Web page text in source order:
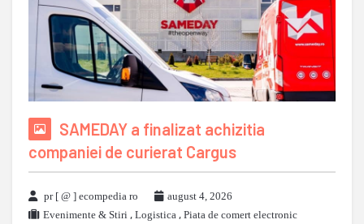
SAMEDAY a finalizat achizitia
companiei de curierat Cargus
pr [ @ ] ecompedia ro
august 4, 2026
Evenimente & Stiri , Logistica , Piata de comert electronic